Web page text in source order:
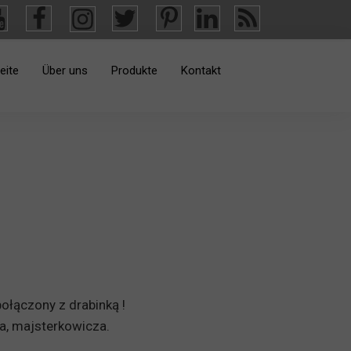
Über uns Produkte Kontakt
z drabinką !
majsterkowicza.